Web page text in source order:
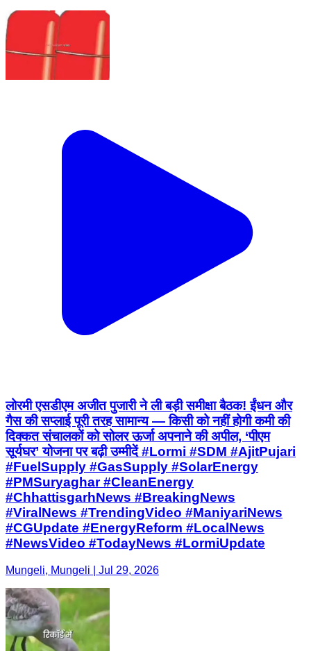
लोरमी एसडीएम अजीत पुजारी ने ली बड़ी समीक्षा बैठक! ईंधन और
गैस की सप्लाई पूरी तरह सामान्य — किसी को नहीं होगी कमी की
दिक्कत संचालकों को सोलर ऊर्जा अपनाने की अपील, ‘पीएम
सूर्यघर’ योजना पर बढ़ी उम्मीदें #Lormi #SDM #AjitPujari
#FuelSupply #GasSupply #SolarEnergy
#PMSuryaghar #CleanEnergy
#ChhattisgarhNews #BreakingNews
#ViralNews #TrendingVideo #ManiyariNews
#CGUpdate #EnergyReform #LocalNews
#NewsVideo #TodayNews #LormiUpdate
Mungeli, Mungeli | Jul 29, 2026